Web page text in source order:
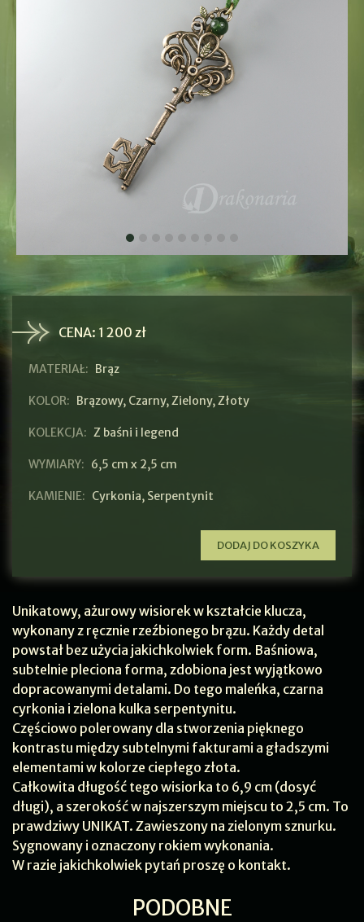
CENA: 1 200 zł
MATERIAŁ: Brąz
KOLOR: Brązowy, Czarny,Zielony,Złoty
KOLEKCJA: Z baśni i legend
WYMIARY: 6,5 cm x 2,5 cm
KAMIENIE: Cyrkonia, Serpentynit
DODAJ DO KOSZYKA
Unikatowy, ażurowy wisiorek w kształcie klucza,
wykonany z ręcznie rzeźbionego brązu. Każdy detal
powstał bez użycia jakichkolwiek form. Baśniowa,
subtelnie pleciona forma, zdobiona jest wyjątkowo
dopracowanymi detalami. Do tego maleńka, czarna
cyrkonia i zielona kulka serpentynitu.
Częściowo polerowany dla stworzenia pięknego
kontrastu między subtelnymi fakturami a gładszymi
elementami w kolorze ciepłego złota.
Całkowita długość tego wisiorka to 6,9 cm (dosyć
długi), a szerokość w najszerszym miejscu to 2,5 cm. To
prawdziwy UNIKAT. Zawieszony na zielonym sznurku.
Sygnowany i oznaczony rokiem wykonania.
W razie jakichkolwiek pytań proszę o kontakt.
PODOBNE